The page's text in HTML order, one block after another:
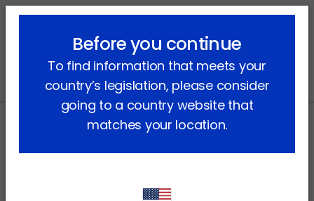
lock_outline search menu
Actualités
Adresses locales au Canada
Before you continue
To find information that meets your
country’s legislation, please consider
going to a country website that
matches your location.